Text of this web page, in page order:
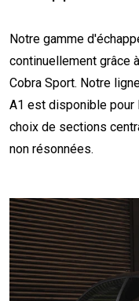
Notre gamme
continuellement grâce
Cobra Sport. Notre
A1 est disponible pour
choix de sections
non résonnées.